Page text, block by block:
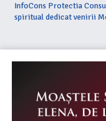
InfoCons Protectia
spiritual dedicat venirii